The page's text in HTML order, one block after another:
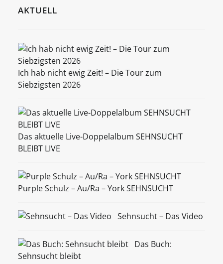
AKTUELL
Ich hab nicht ewig Zeit! – Die Tour zum
Siebzigsten 2026
Das aktuelle Live-Doppelalbum SEHNSUCHT
BLEIBT LIVE
Purple Schulz – Au/Ra – York SEHNSUCHT
Sehnsucht – Das Video
Das Buch:
Sehnsucht bleibt